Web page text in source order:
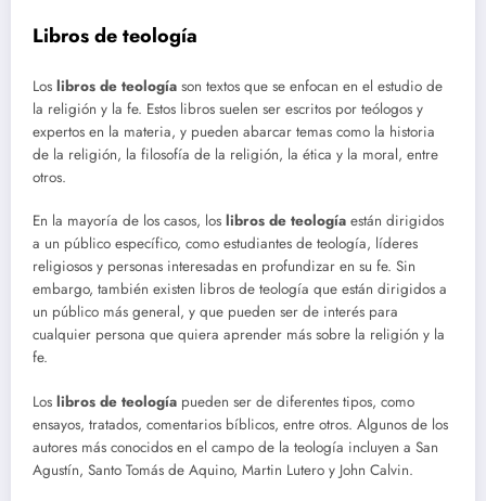
Libros de teología
Los libros de teología son textos que se enfocan en el estudio de
la religión y la fe. Estos libros suelen ser escritos por teólogos y
expertos en la materia, y pueden abarcar temas como la historia
de la religión, la filosofía de la religión, la ética y la moral, entre
otros.
En la mayoría de los casos, los libros de teología están dirigidos
a un público específico, como estudiantes de teología, líderes
religiosos y personas interesadas en profundizar en su fe. Sin
embargo, también existen libros de teología que están dirigidos a
un público más general, y que pueden ser de interés para
cualquier persona que quiera aprender más sobre la religión y la
fe.
Los libros de teología pueden ser de diferentes tipos, como
ensayos, tratados, comentarios bíblicos, entre otros. Algunos de los
autores más conocidos en el campo de la teología incluyen a San
Agustín, Santo Tomás de Aquino, Martin Lutero y John Calvin.